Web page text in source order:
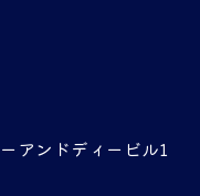
アンドディービル1